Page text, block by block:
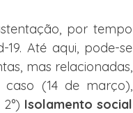
por tempo
Até aqui, pode-se
mas relacionadas,
(14 de março),
Isolamento social